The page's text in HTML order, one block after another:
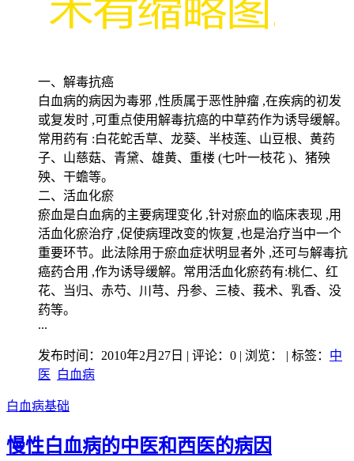
一、解毒抗癌
白血病的病因为毒邪 ,性质属于恶性肿瘤 ,在疾病的初发
或复发时 ,可重点使用解毒抗癌的中草药作为诱导缓解。
常用药有 :白花蛇舌草、龙葵、半枝莲、山豆根、黄药
子、山慈菇、青黛、雄黄、重楼 (七叶一枝花 )、猪殃
殃、干蟾等。
二、活血化瘀
瘀血是白血病的主要病理变化 ,针对瘀血的临床表现 ,用
活血化瘀治疗 ,促使病理改变的恢复 ,也是治疗当中一个
重要环节。此法除用于瘀血症状明显者外 ,还可与解毒抗
癌药合用 ,作为诱导缓解。常用活血化瘀药有:桃仁、红
花、当归、赤芍、川芎、丹参、三棱、莪术、乳香、没
药等。
...
发布时间：2010年2月27日 | 评论：0 | 浏览： | 标签： 中
医
白血病
白血病基础
慢性白血病的中医和西医的病因